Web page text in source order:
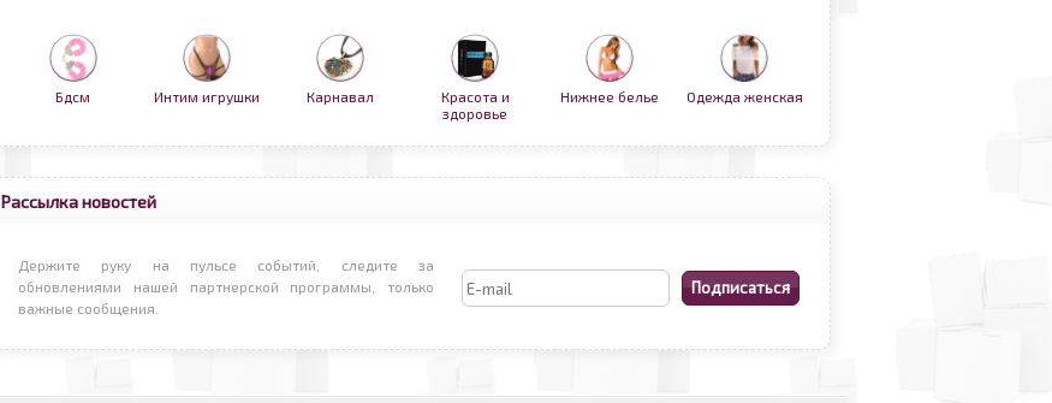
Бдсм Интим игрушки Карнавал
Красота и
здоровье
Нижнее белье Одежда женская
Рассылка новостей
Держите руку на пульсе событий, следите за
обновлениями нашей партнерской программы, только
важные сообщения.